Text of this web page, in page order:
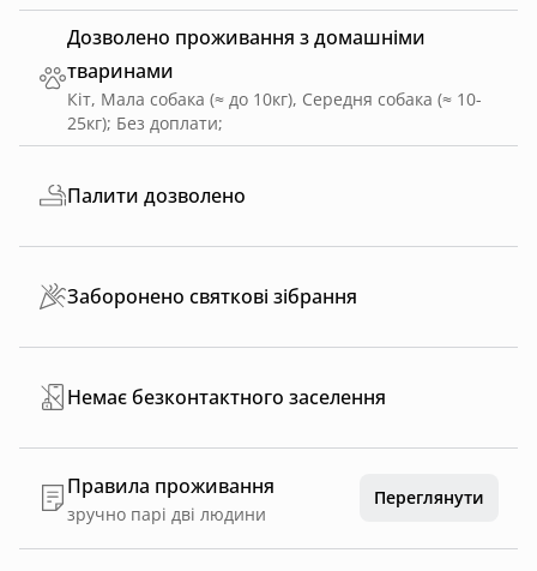
Дозволено проживання з домашніми
тваринами
Кіт, Мала собака (≈ до 10кг), Середня собака (≈ 10-
25кг); Без доплати;
Палити дозволено
Заборонено святкові зібрання
Немає безконтактного заселення
Правила проживання
зручно парі дві людини
Переглянути